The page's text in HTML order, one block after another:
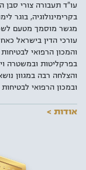
עו"ד תעבורה צורי סבן
בקרימינולוגיה, בוגר
מגשר מוסמך מטעם
עורכי הדין בישראל
והמכון הרפואי
והצלחה רבה במגוון
ובמכון הרפואי
מרביתם עושים שימוש
התדירות בשימוש ברכב
מן הרף הנמוך. לכן,
משלמים קנס, חשוב
אודות >